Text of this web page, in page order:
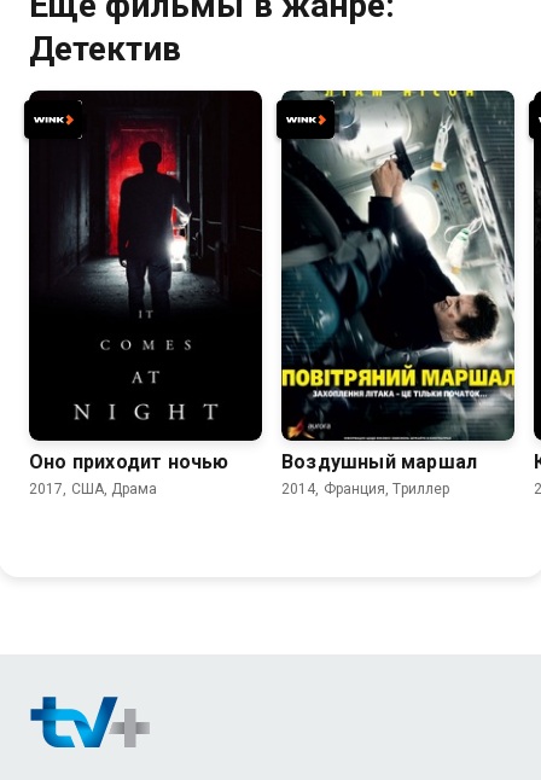
Детектив
5.9 6.1
Оно приходит ночью
2017, США, Драма
7.2 6.9
Воздушный маршал
2014, Франция, Триллер